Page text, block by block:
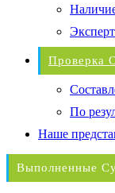
Проверка
По
Наше
Выполненные